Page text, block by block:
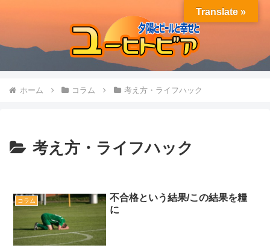
ホーム コラム 考え方・ライフハック
考え方・ライフハック
コラム
不合格という結果/この結果を糧
に
Translate »